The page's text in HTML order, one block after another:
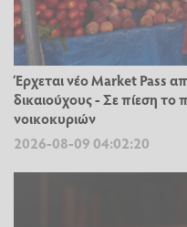
Έρχεται νέο Market Pass
δικαιούχους - Σε πίεση
νοικοκυριών
2026-08-09 04:02:20